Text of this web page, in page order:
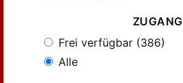
ZUGANG
Frei verfügbar (386)
Alle